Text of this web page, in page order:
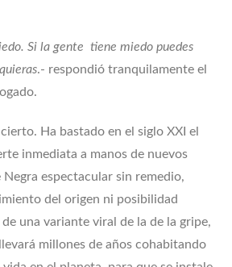
Si la gente tiene miedo puedes
.- respondió tranquilamente el
Ha bastado en el siglo XXI el
inmediata a manos de nuevos
Negra espectacular sin remedio,
del origen ni posibilidad
una variante viral de la de la gripe,
millones de años cohabitando